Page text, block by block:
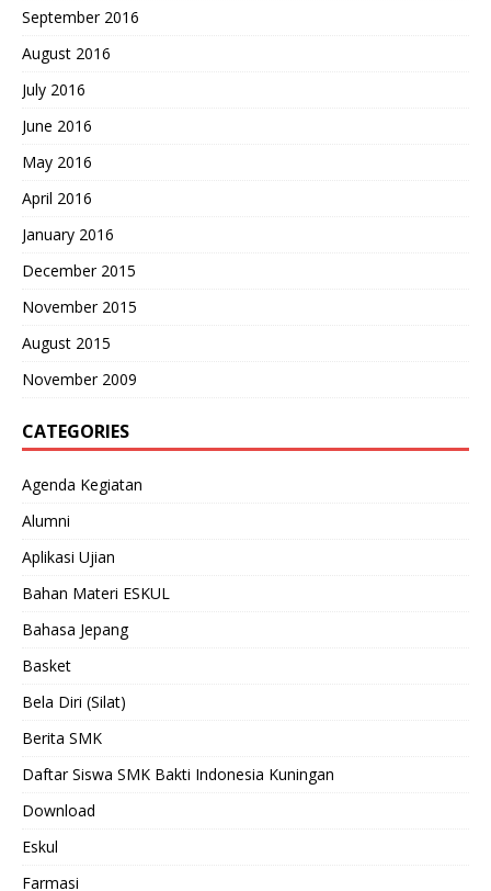
September 2016
August 2016
July 2016
June 2016
May 2016
April 2016
January 2016
December 2015
November 2015
August 2015
November 2009
CATEGORIES
Agenda Kegiatan
Alumni
Aplikasi Ujian
Bahan Materi ESKUL
Bahasa Jepang
Basket
Bela Diri (Silat)
Berita SMK
Daftar Siswa SMK Bakti Indonesia Kuningan
Download
Eskul
Farmasi